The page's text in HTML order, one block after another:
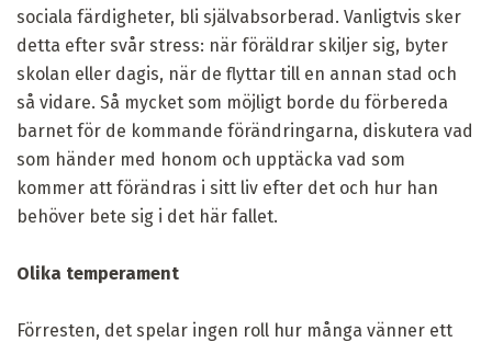
sociala färdigheter, bli självabsorberad. Vanligtvis sker
detta efter svår stress: när föräldrar skiljer sig, byter
skolan eller dagis, när de flyttar till en annan stad och
så vidare. Så mycket som möjligt borde du förbereda
barnet för de kommande förändringarna, diskutera vad
som händer med honom och upptäcka vad som
kommer att förändras i sitt liv efter det och hur han
behöver bete sig i det här fallet.
Olika temperament
Förresten, det spelar ingen roll hur många vänner ett